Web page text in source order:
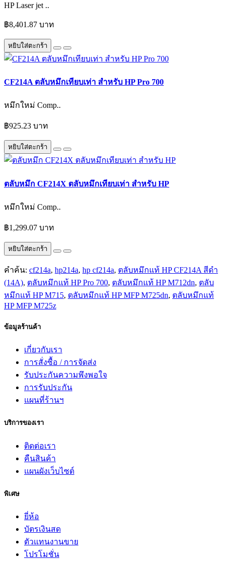
HP Laser jet ..
฿8,401.87 บาท
หยิบใส่ตะกร้า
CF214A ตลับหมึกเทียบเท่า สำหรับ HP Pro 700
หมึกใหม่ Comp..
฿925.23 บาท
หยิบใส่ตะกร้า
ตลับหมึก CF214X ตลับหมึกเทียบเท่า สำหรับ HP
หมึกใหม่ Comp..
฿1,299.07 บาท
หยิบใส่ตะกร้า
คำค้น: cf214a, hp214a, hp cf214a, ตลับหมึกแท้ HP CF214A สีดำ
(14A), ตลับหมึกแท้ HP Pro 700, ตลับหมึกแท้ HP M712dn, ตลับ
หมึกแท้ HP M715, ตลับหมึกแท้ HP MFP M725dn, ตลับหมึกแท้
HP MFP M725z
ข้อมูลร้านค้า
เกี่ยวกับเรา
การสั่งซื้อ / การจัดส่ง
รับประกันความพึงพอใจ
การรับประกัน
แผนที่ร้านฯ
บริการของเรา
ติดต่อเรา
คืนสินค้า
แผนผังเว็บไซต์
พิเศษ
ยี่ห้อ
บัตรเงินสด
ตัวแทนงานขาย
โปรโมชั่น